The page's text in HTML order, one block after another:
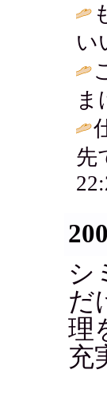
い
ま
先
シ
だ
理
充